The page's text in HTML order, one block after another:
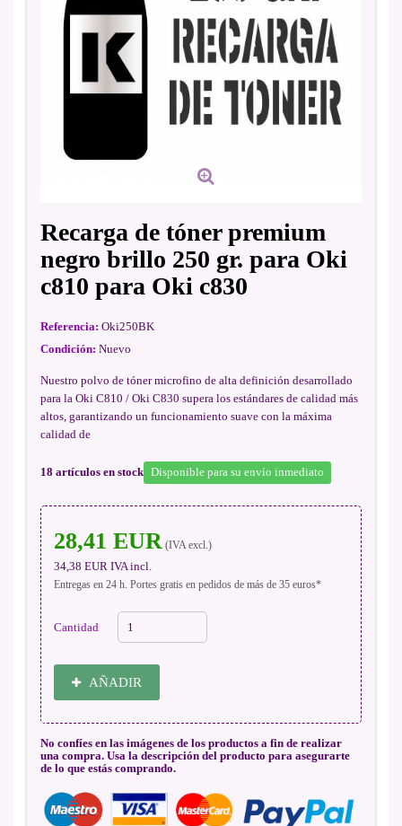
Recarga de tóner premium
negro brillo 250 gr. para Oki
c810 para Oki c830
Referencia: Oki250BK
Condición: Nuevo
Nuestro polvo de tóner microfino de alta definición desarrollado
para la Oki C810 / Oki C830 supera los estándares de calidad más
altos, garantizando un funcionamiento suave con la máxima
calidad de
18 artículos en stock Disponible para su envío inmediato
28,41 EUR (IVA excl.)
34,38 EUR IVA incl.
Entregas en 24 h. Portes gratis en pedidos de más de 35 euros*
Cantidad
AÑADIR
No confíes en las imágenes de los productos a fin de realizar
una compra. Usa la descripción del producto para asegurarte
de lo que estás comprando.